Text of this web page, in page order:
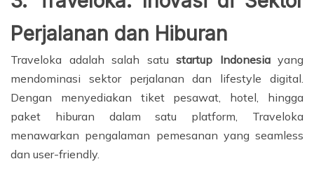
Perjalanan dan Hiburan
Traveloka adalah salah satu startup Indonesiayang
mendominasi sektor perjalanan dan lifestyle digital.
Dengan menyediakan tiket pesawat, hotel, hingga
paket hiburan dalam satu platform, Traveloka
menawarkan pengalaman pemesanan yang seamless
dan user-friendly.